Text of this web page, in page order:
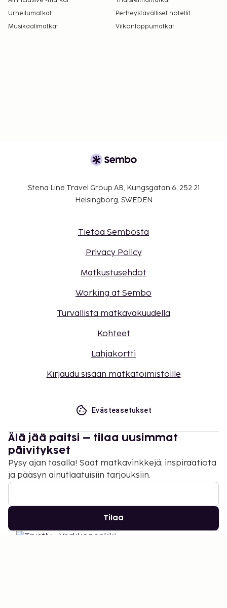
Urheilumatkat
Perheystävälliset hotellit
Musikaalimatkat
Viikonloppumatkat
Stena Line Travel Group AB, Kungsgatan 6, 252 21
Helsingborg, SWEDEN
Tietoa Sembosta
Privacy Policy
Matkustusehdot
Working at Sembo
Turvallista matkavakuudella
Kohteet
Lahjakortti
Kirjaudu sisään matkatoimistoille
Evästeasetukset
Älä jää paitsi – tilaa uusimmat
päivitykset
Pysy ajan tasalla! Saat matkavinkkejä, inspiraatiota
ja pääsyn ainutlaatuisiin tarjouksiin.
Tilaa